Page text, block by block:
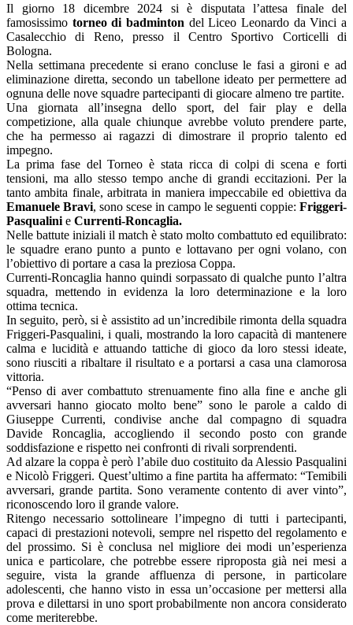
Il giorno 18 dicembre 2024 si è disputata l’attesa finale del
famosissimo torneo di badminton del Liceo Leonardo da Vinci a
Casalecchio di Reno, presso il Centro Sportivo Corticelli di
Bologna.
Nella settimana precedente si erano concluse le fasi a gironi e ad
eliminazione diretta, secondo un tabellone ideato per permettere ad
ognuna delle nove squadre partecipanti di giocare almeno tre partite.
Una giornata all’insegna dello sport, del fair play e della
competizione, alla quale chiunque avrebbe voluto prendere parte,
che ha permesso ai ragazzi di dimostrare il proprio talento ed
impegno.
La prima fase del Torneo è stata ricca di colpi di scena e forti
tensioni, ma allo stesso tempo anche di grandi eccitazioni. Per la
tanto ambita finale, arbitrata in maniera impeccabile ed obiettiva da
Emanuele Bravi, sono scese in campo le seguenti coppie: Friggeri-
Pasqualini e Currenti-Roncaglia.
Nelle battute iniziali il match è stato molto combattuto ed equilibrato:
le squadre erano punto a punto e lottavano per ogni volano, con
l’obiettivo di portare a casa la preziosa Coppa.
Currenti-Roncaglia hanno quindi sorpassato di qualche punto l’altra
squadra, mettendo in evidenza la loro determinazione e la loro
ottima tecnica.
In seguito, però, si è assistito ad un’incredibile rimonta della squadra
Friggeri-Pasqualini, i quali, mostrando la loro capacità di mantenere
calma e lucidità e attuando tattiche di gioco da loro stessi ideate,
sono riusciti a ribaltare il risultato e a portarsi a casa una clamorosa
vittoria.
“Penso di aver combattuto strenuamente fino alla fine e anche gli
avversari hanno giocato molto bene” sono le parole a caldo di
Giuseppe Currenti, condivise anche dal compagno di squadra
Davide Roncaglia, accogliendo il secondo posto con grande
soddisfazione e rispetto nei confronti di rivali sorprendenti.
Ad alzare la coppa è però l’abile duo costituito da Alessio Pasqualini
e Nicolò Friggeri. Quest’ultimo a fine partita ha affermato: “Temibili
avversari, grande partita. Sono veramente contento di aver vinto”,
riconoscendo loro il grande valore.
Ritengo necessario sottolineare l’impegno di tutti i partecipanti,
capaci di prestazioni notevoli, sempre nel rispetto del regolamento e
del prossimo. Si è conclusa nel migliore dei modi un’esperienza
unica e particolare, che potrebbe essere riproposta già nei mesi a
seguire, vista la grande affluenza di persone, in particolare
adolescenti, che hanno visto in essa un’occasione per mettersi alla
prova e dilettarsi in uno sport probabilmente non ancora considerato
come meriterebbe.